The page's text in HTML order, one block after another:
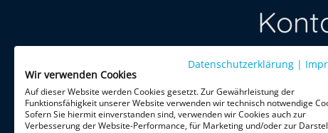
Treten Sie
per Telefon
HiPo
Datenschutzerklärung |
Wir verwenden Cookies
Auf dieser Website werden Cookies gesetzt. Zur Gewährleistung der
Funktionsfähigkeit unserer Website verwenden wir technisch notwendige
Sofern Sie hiermit einverstanden sind, verwenden wir Cookies auch zur
Verbesserung der Website-Performance, für Marketing und/oder zur